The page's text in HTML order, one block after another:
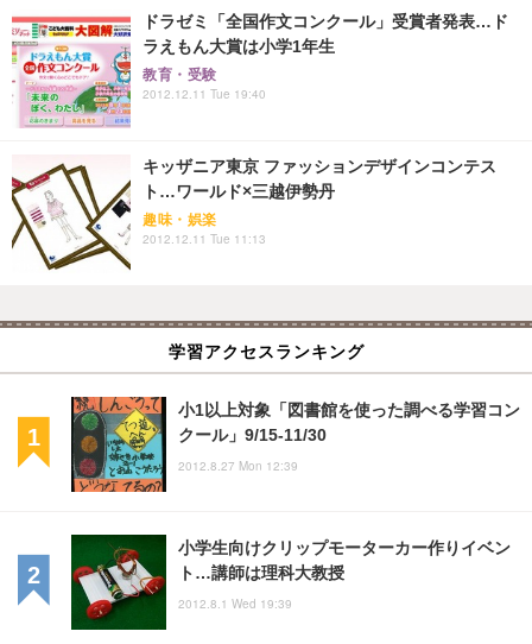
ドラゼミ「全国作文コンクール」受賞者発表…ド
ラえもん大賞は小学1年生
教育・受験
2012.12.11 Tue 19:40
キッザニア東京 ファッションデザインコンテス
ト…ワールド×三越伊勢丹
趣味・娯楽
2012.12.11 Tue 11:13
学習アクセスランキング
小1以上対象「図書館を使った調べる学習コン
クール」9/15-11/30
2012.8.27 Mon 12:39
小学生向けクリップモーターカー作りイベン
ト…講師は理科大教授
2012.8.1 Wed 19:39